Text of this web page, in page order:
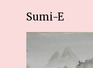
Sumi-E